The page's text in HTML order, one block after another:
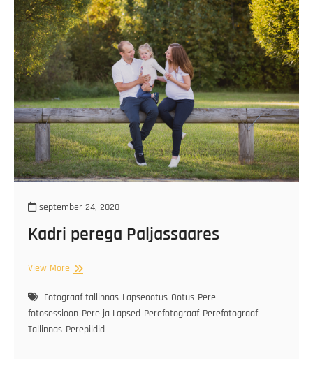
september 24, 2020
Kadri perega Paljassaares
View More Kadri
Paljassaares
Fotograaf tallinnas Lapseootus Ootus Pere
fotosessioon Pere ja Lapsed Perefotograaf Perefotograaf
Tallinnas Perepildid